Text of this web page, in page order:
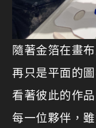
隨著金箔在畫
再只是平面的
看著彼此的作
每一位夥伴，